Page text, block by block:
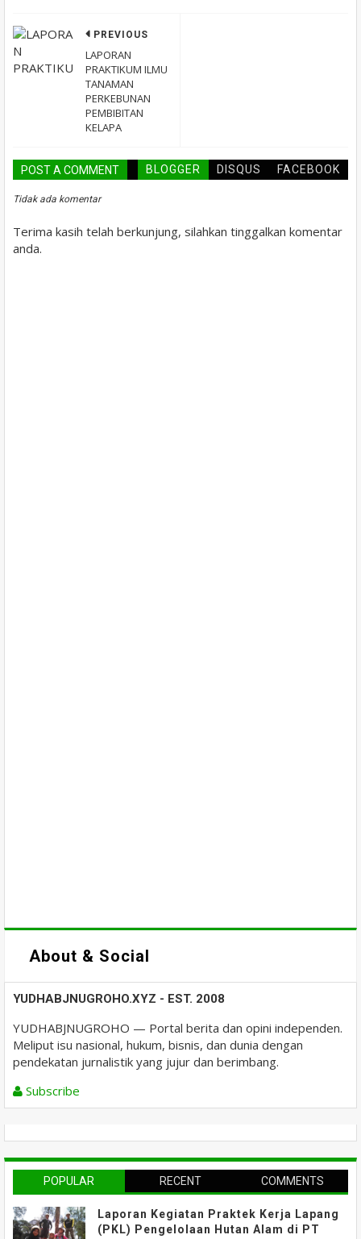
PREVIOUS
LAPORAN
PRAKTIKUM ILMU
TANAMAN
PERKEBUNAN
PEMBIBITAN
KELAPA
POST A COMMENT BLOGGER DISQUS FACEBOOK
Tidak ada komentar
Terima kasih telah berkunjung, silahkan tinggalkan komentar
anda.
About & Social
YUDHABJNUGROHO.XYZ - EST. 2008
YUDHABJNUGROHO — Portal berita dan opini independen.
Meliput isu nasional, hukum, bisnis, dan dunia dengan
pendekatan jurnalistik yang jujur dan berimbang.
Subscribe
POPULAR RECENT COMMENTS
Laporan Kegiatan Praktek Kerja Lapang
(PKL) Pengelolaan Hutan Alam di PT